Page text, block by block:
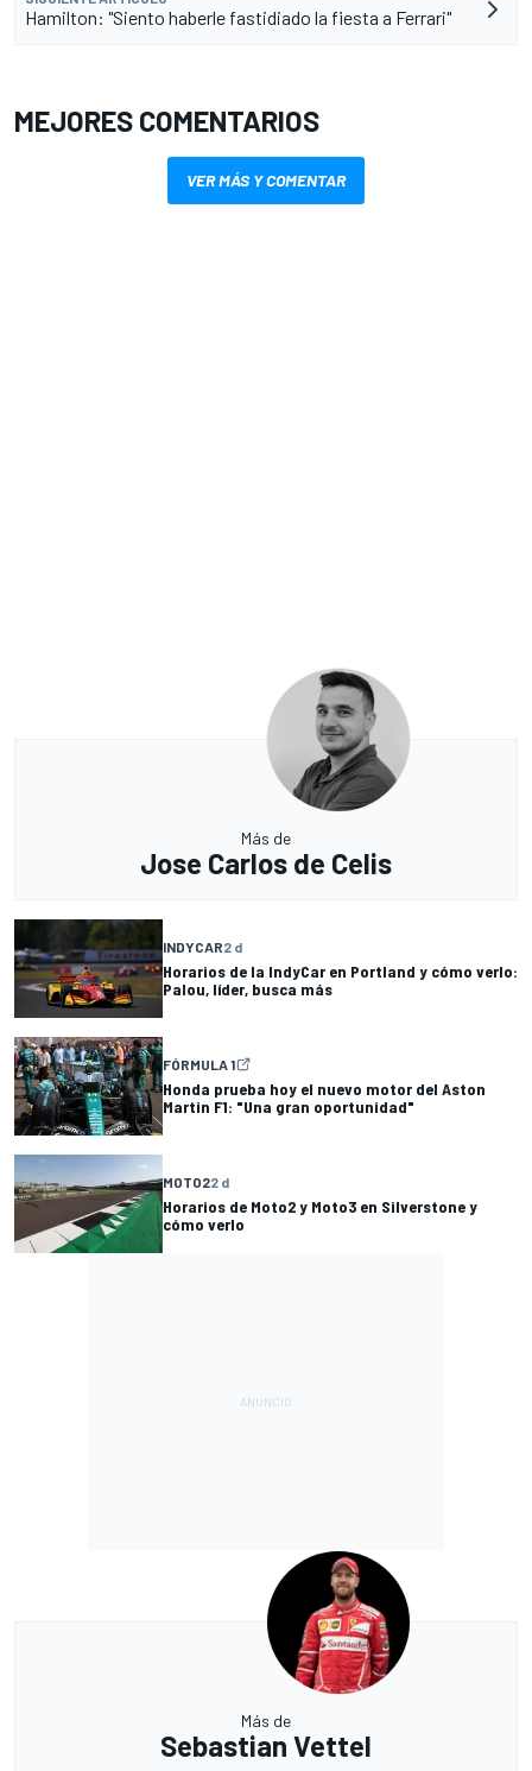
Hamilton: "Siento haberle fastidiado la fiesta a Ferrari"
MEJORES COMENTARIOS
VER MÁS Y COMENTAR
Más de
Jose Carlos de Celis
INDYCAR2 d
Horarios de la IndyCar en Portland y cómo verlo:
Palou, líder, busca más
FÓRMULA 1
Honda prueba hoy el nuevo motor del Aston
Martin F1: "Una gran oportunidad"
MOTO22 d
Horarios de Moto2 y Moto3 en Silverstone y
cómo verlo
Más de
Sebastian Vettel